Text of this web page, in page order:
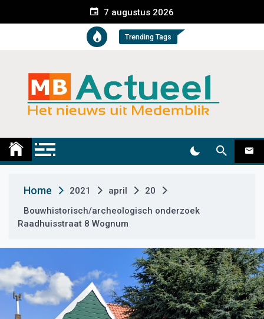
e
t
7 augustus 2026
Trending Tags
Medemblik Actueel
Home 2021 april
20
Bouwhistorisch/archeologisch onderzoek
Raadhuisstraat 8 Wognum